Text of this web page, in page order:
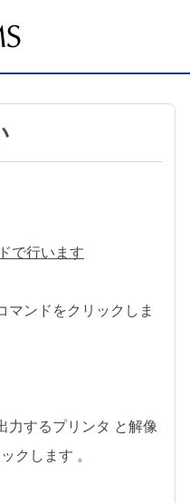
で行います
マンドをクリックしま
力するプリンタ と解像
クします 。